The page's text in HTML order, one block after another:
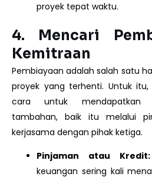
proyek tepat waktu.
4. Mencari
Kemitraan
Pembiayaan adalah salah satu
proyek yang terhenti. Untuk
cara untuk mendapatkan
tambahan, baik itu melalui
kerjasama dengan pihak ketiga.
Pinjaman atau Kredit:
keuangan sering kali